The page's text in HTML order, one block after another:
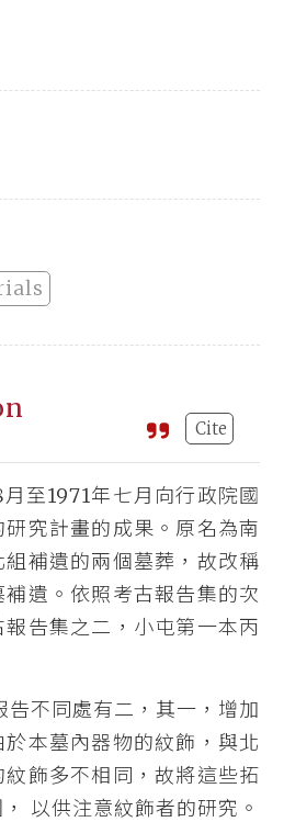
Cite
至1971年七月向行政院國
究計畫的成果。原名為南
補遺的兩個墓葬，故改稱
遺。依照考古報告集的次
告集之二，小屯第一本丙
告不同處有二，其一，增加
本墓內器物的紋飾，與北
飾多不相同，故將這些拓
以供注意紋飾者的研究。